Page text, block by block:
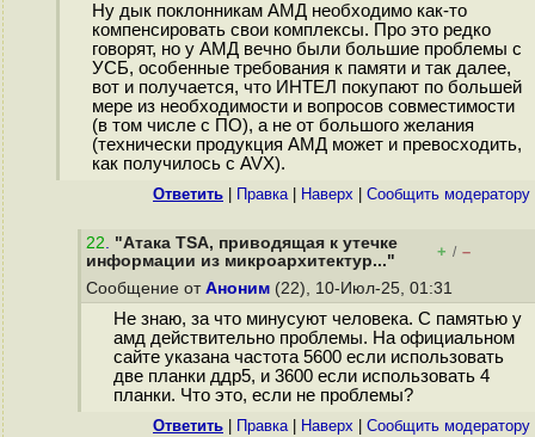
Ну дык поклонникам АМД необходимо как-то
компенсировать свои комплексы. Про это редко
говорят, но у АМД вечно были большие проблемы с
УСБ, особенные требования к памяти и так далее,
вот и получается, что ИНТЕЛ покупают по большей
мере из необходимости и вопросов совместимости
(в том числе с ПО), а не от большого желания
(технически продукция АМД может и превосходить,
как получилось с AVX).
Ответить Правка| Наверх Cообщить модератору
22. "Атака TSA, приводящая к утечке
информации из микроархитектур..."
+ / –
Сообщение от Аноним (22), 10-Июл-25, 01:31
Не знаю, за что минусуют человека. С памятью у
амд действительно проблемы. На официальном
сайте указана частота 5600 если использовать
две планки ддр5, и 3600 если использовать 4
планки. Что это, если не проблемы?
Ответить Правка| Наверх Cообщить модератору